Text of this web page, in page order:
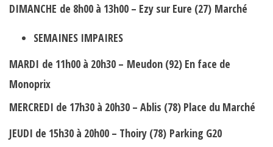
DIMANCHE de 8h00 à 13h00 – Ezy sur Eure (27) Marché
SEMAINES IMPAIRES
MARDI de 11h00 à 20h30 – Meudon (92) En face de
Monoprix
MERCREDI de 17h30 à 20h30 – Ablis (78) Place du Marché
JEUDI de 15h30 à 20h00 – Thoiry (78) Parking G20